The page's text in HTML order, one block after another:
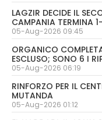
LAGZIR DECIDE IL
CAMPANIA TERMINA
05-Aug-2026 09:45
ORGANICO
ESCLUSO; SONO 6 I
05-Aug-2026 06:19
RINFORZO PER IL
MUTANDA
05-Aug-2026 01:12